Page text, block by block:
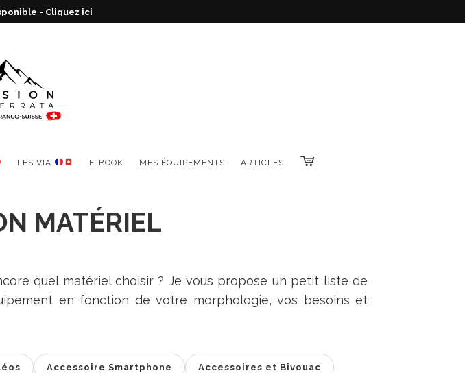
LES VIA E-BOOK MES ÉQUIPEMENTS ARTICLES
MATÉRIEL
quel matériel choisir ? Je vous propose un petit liste de
en fonction de votre morphologie, vos besoins et
Accessoire Smartphone Accessoires et Bivouac
prochaine via en un clic !